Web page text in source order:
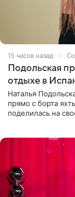
15 часов назад
Подольская
отдыхе в
Наталья
прямо с борта
поделилась на